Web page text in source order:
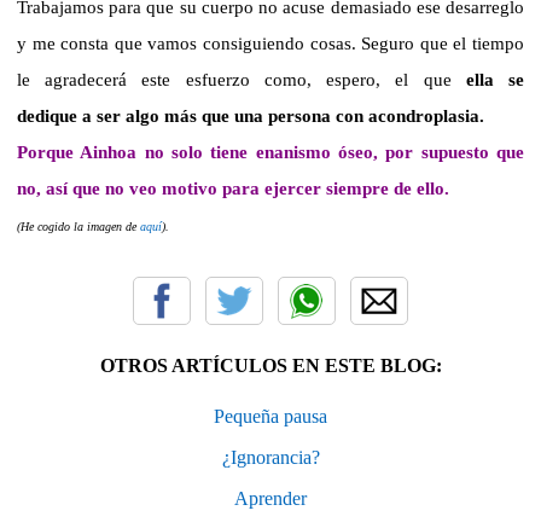
Trabajamos para que su cuerpo no acuse demasiado ese desarreglo
y me consta que vamos consiguiendo cosas. Seguro que el tiempo
le agradecerá este esfuerzo como, espero, el que ella se
dedique a ser algo más que una persona con acondroplasia.
Porque Ainhoa no solo tiene enanismo óseo, por supuesto que
no, así que no veo motivo para ejercer siempre de ello.
(He cogido la imagen deaquí).
OTROS ARTÍCULOS EN ESTE BLOG:
Pequeña pausa
¿Ignorancia?
Aprender